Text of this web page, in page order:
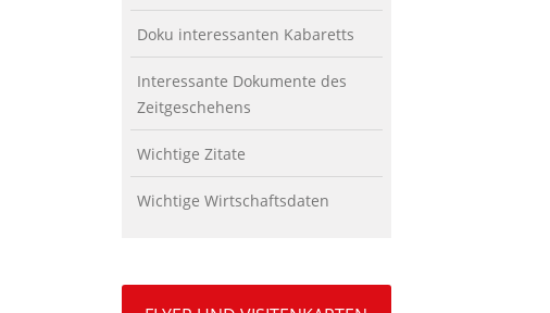
Doku interessanten Kabaretts
Interessante Dokumente des
Zeitgeschehens
Wichtige Zitate
Wichtige Wirtschaftsdaten